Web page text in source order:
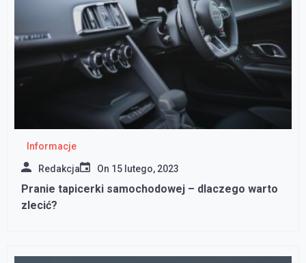
Informacje
Redakcja On 15 lutego, 2023
Pranie tapicerki samochodowej – dlaczego warto
zlecić?